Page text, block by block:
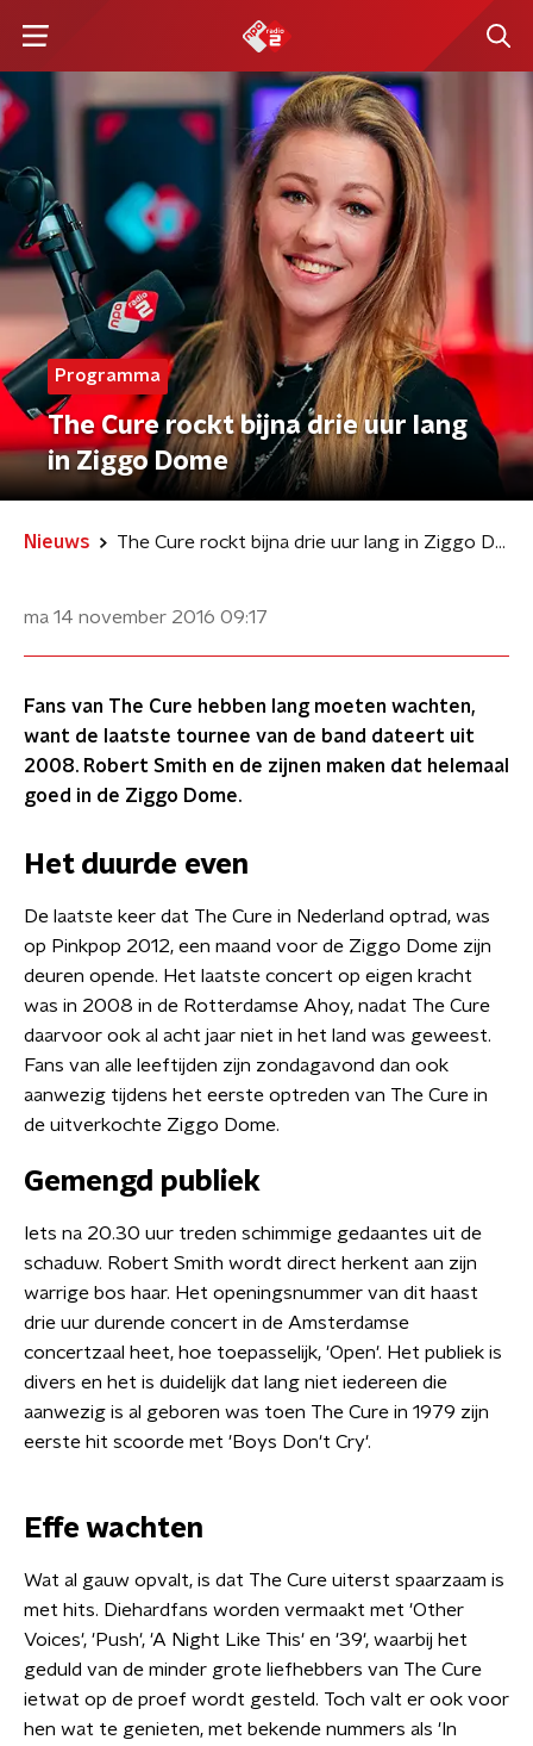
Programma
The Cure rockt bijna drie uur lang
in Ziggo Dome
Nieuws The Cure rockt bijna drie uur lang in Ziggo Dome
ma 14 november 2016 09:17
Fans van The Cure hebben lang moeten wachten,
want de laatste tournee van de band dateert uit
2008. Robert Smith en de zijnen maken dat helemaal
goed in de Ziggo Dome.
Het duurde even
De laatste keer dat The Cure in Nederland optrad, was
op Pinkpop 2012, een maand voor de Ziggo Dome zijn
deuren opende. Het laatste concert op eigen kracht
was in 2008 in de Rotterdamse Ahoy, nadat The Cure
daarvoor ook al acht jaar niet in het land was geweest.
Fans van alle leeftijden zijn zondagavond dan ook
aanwezig tijdens het eerste optreden van The Cure in
de uitverkochte Ziggo Dome.
Gemengd publiek
Iets na 20.30 uur treden schimmige gedaantes uit de
schaduw. Robert Smith wordt direct herkent aan zijn
warrige bos haar. Het openingsnummer van dit haast
drie uur durende concert in de Amsterdamse
concertzaal heet, hoe toepasselijk, 'Open'. Het publiek is
divers en het is duidelijk dat lang niet iedereen die
aanwezig is al geboren was toen The Cure in 1979 zijn
eerste hit scoorde met 'Boys Don't Cry'.
Effe wachten
Wat al gauw opvalt, is dat The Cure uiterst spaarzaam is
met hits. Diehardfans worden vermaakt met 'Other
Voices', 'Push', 'A Night Like This' en '39', waarbij het
geduld van de minder grote liefhebbers van The Cure
ietwat op de proef wordt gesteld. Toch valt er ook voor
hen wat te genieten, met bekende nummers als 'In